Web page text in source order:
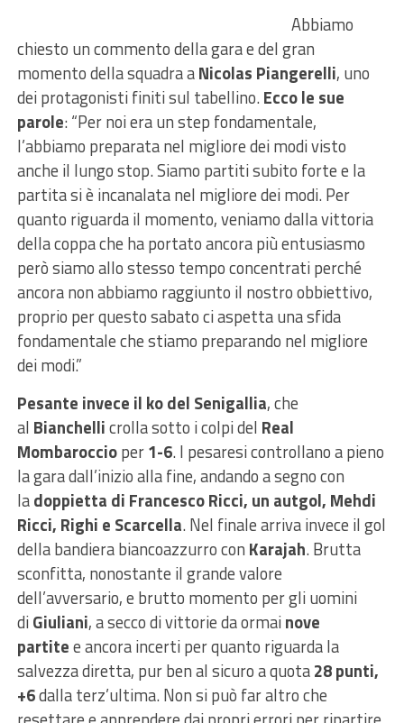
Abbiamo
chiesto un commento della gara e del gran
momento della squadra aNicolas Piangerelli, uno
dei protagonisti finiti sul tabellino.Ecco le sue
parole: “Per noi era un step fondamentale,
l’abbiamo preparata nel migliore dei modi visto
anche il lungo stop. Siamo partiti subito forte e la
partita si è incanalata nel migliore dei modi. Per
quanto riguarda il momento, veniamo dalla vittoria
della coppa che ha portato ancora più entusiasmo
però siamo allo stesso tempo concentrati perché
ancora non abbiamo raggiunto il nostro obbiettivo,
proprio per questo sabato ci aspetta una sfida
fondamentale che stiamo preparando nel migliore
dei modi.”
Pesante invece il ko del Senigallia, che
al Bianchellicrolla sotto i colpi del Real
Mombaroccioper1-6. I pesaresi controllano a pieno
la gara dall’inizio alla fine, andando a segno con
ladoppietta di Francesco Ricci, un autgol, Mehdi
Ricci, Righi e Scarcella. Nel finale arriva invece il gol
della bandiera biancoazzurro con Karajah. Brutta
sconfitta, nonostante il grande valore
dell’avversario, e brutto momento per gli uomini
diGiuliani, a secco di vittorie da ormainove
partitee ancora incerti per quanto riguarda la
salvezza diretta, pur ben al sicuro a quota28 punti,
+6dalla terz’ultima. Non si può far altro che